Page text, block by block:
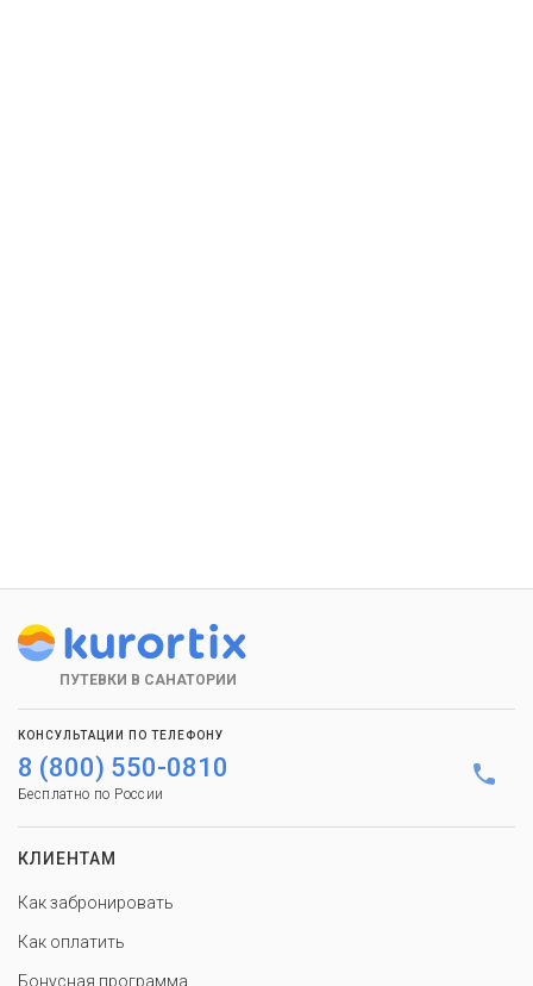
ПУТЕВКИ В САНАТОРИИ
КОНСУЛЬТАЦИИ ПО ТЕЛЕФОНУ
8 (800) 550-0810
Бесплатно по России
КЛИЕНТАМ
Как забронировать
Как оплатить
Бонусная программа